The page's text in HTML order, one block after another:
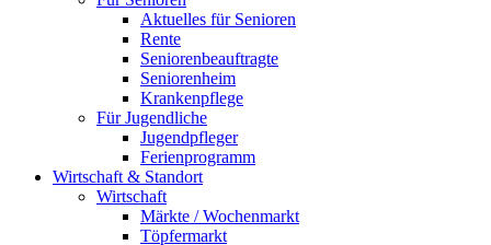
Aktuelles für Senioren
Rente
Seniorenbeauftragte
Seniorenheim
Krankenpflege
Für Jugendliche
Jugendpfleger
Ferienprogramm
Wirtschaft & Standort
Wirtschaft
Märkte / Wochenmarkt
Töpfermarkt